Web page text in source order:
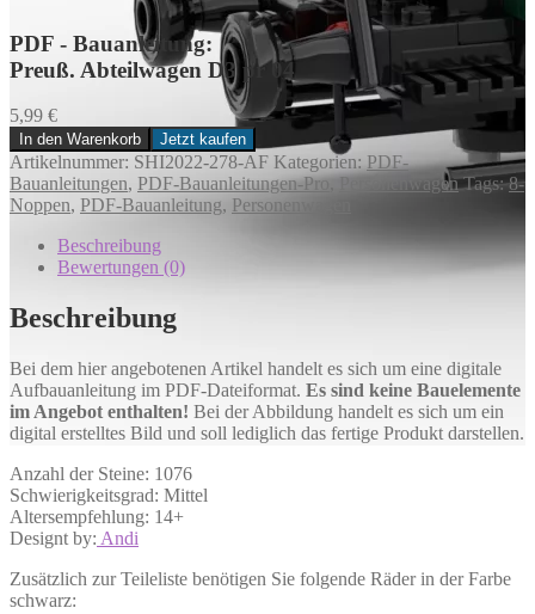
PDF - Bauanleitung:
Preuß. Abteilwagen D3 pr 04
5,99 €
Preuß.
Abteilwagen
D3
pr
Menge
In den Warenkorb Jetzt kaufen
Artikelnummer: SHI2022-278-AF Kategorien: PDF-
Bauanleitungen, PDF-Bauanleitungen-Pro, Personenwagen Tags: 8-
Noppen, PDF-Bauanleitung, Personenwagen
Beschreibung
Bewertungen (0)
Beschreibung
Bei dem hier angebotenen Artikel handelt es sich um eine digitale
Aufbauanleitung im PDF-Dateiformat. Es sind keine Bauelemente
im Angebot enthalten! Bei der Abbildung handelt es sich um ein
digital erstelltes Bild und soll lediglich das fertige Produkt darstellen.
Anzahl der Steine: 1076
Schwierigkeitsgrad: Mittel
Altersempfehlung: 14+
Designt by: Andi
Zusätzlich zur Teileliste benötigen Sie folgende Räder in der Farbe
schwarz: